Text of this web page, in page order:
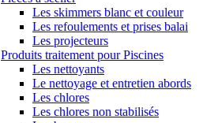
Les skimmers blanc et couleur
Les refoulements et prises balai
Les projecteurs
Produits traitement pour Piscines
Les nettoyants
Le nettoyage et entretien abords
Les chlores
Les chlores non stabilisés